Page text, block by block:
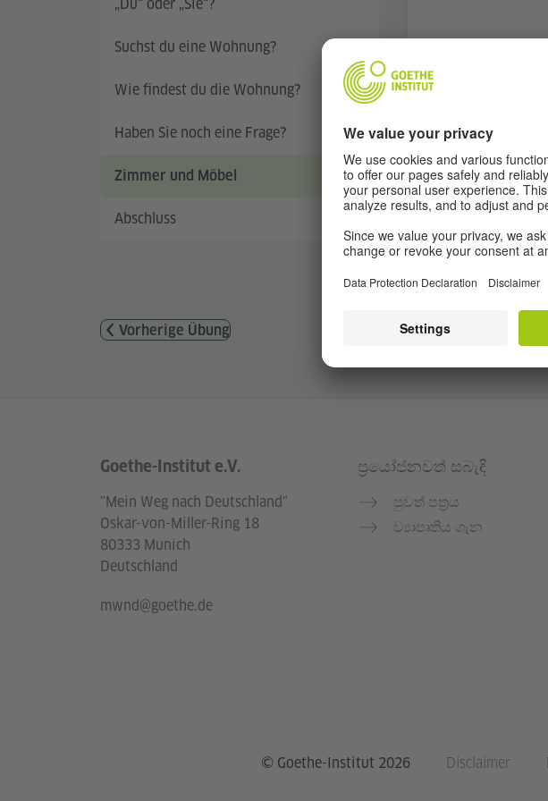
„Du“ oder „Sie“?
Suchst du eine Wohnung?
Wie findest du die Wohnung?
Haben Sie noch eine Frage?
Zimmer und Möbel
Abschluss
Vorherige Übung
Service- und Informationsbereich
Goethe-Institut e.V.
"Mein Weg nach Deutschland"
Oskar-von-Miller-Ring 18
80333 Munich
Deutschland
mwnd@goethe.de
ප්‍රයෝජනවත් සබැඳි
පුවත් පත්‍රය
ව්‍යාපෘතිය ගැන
© Goethe-Institut 2026 Disclaimer